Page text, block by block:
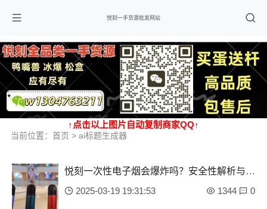
悦刻一手货源批发网站
↑点击以上图片自动复制商家QQ↑
当前位置： 首页 > ai标题生成器
悦刻一次性电子烟会爆炸吗？安全性解析与使
用建议
2025-03-19 19:31:53 1344 0